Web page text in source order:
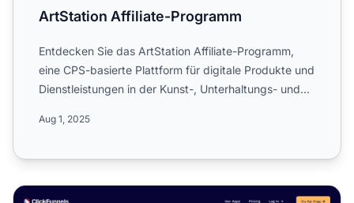
ArtStation Affiliate-Programm
Entdecken Sie das ArtStation Affiliate-Programm,
eine CPS-basierte Plattform für digitale Produkte und
Dienstleistungen in der Kunst-, Unterhaltungs- und
Aug 1, 2025
ClickFunnels Affiliate-Programm